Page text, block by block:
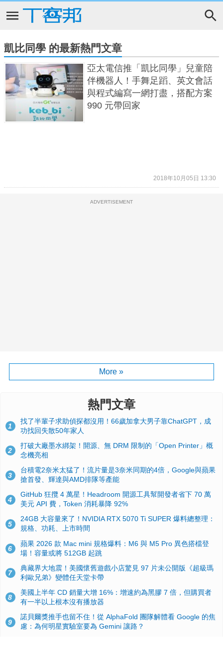
凱比同學 的最新熱門文章
亞太電信推「凱比同學」兒童陪
伴機器人！手舞足蹈、英文會話
與程式編寫一網打盡，搭配方案
990 元帶回家
2018年10月05日 13:30
ADVERTISEMENT
More »
熱門文章
1
找了半輩子求助偵探都沒用！66歲加拿大男子靠ChatGPT，成
功找回失散50年家人
2
打破大廠墨水綁架！開源、無 DRM 限制的「Open Printer」概
念機亮相
3
台積電2奈米太猛了！流片量是3奈米同期的4倍，Google與蘋果
搶首發、輝達與AMD排隊等產能
4
GitHub 狂攬 4 萬星！Headroom 開源工具幫開發者省下 70 萬
美元 API 費，Token 消耗暴降 92%
5
24GB 大容量來了！NVIDIA RTX 5070 Ti SUPER 爆料總整理：
規格、功耗、上市時間
6
蘋果 2026 款 Mac mini 規格爆料：M6 與 M5 Pro 異色搭檔登
場！容量或將 512GB 起跳
7
典藏界大地震！美國懷舊遊戲小店驚見 97 片未公開版《超級瑪
利歐兄弟》變體任天堂卡帶
8
美國上半年 CD 銷量大增 16%：增速約為黑膠 7 倍，但購買者
有一半以上根本沒有播放器
9
諾貝爾獎推手也留不住！從 AlphaFold 團隊解體看 Google 的焦
慮：為何明星實驗室要為 Gemini 讓路？